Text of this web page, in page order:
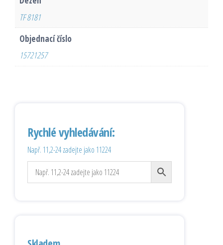
TF 8181
Objednací číslo
15721257
Rychlé vyhledávání:
Např. 11,2-24 zadejte jako 11224